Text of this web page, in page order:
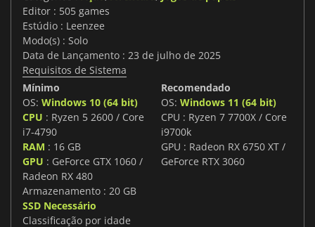
Editor : 505 games
Estúdio : Leenzee
Modo(s) : Solo
Data de Lançamento : 23 de julho de 2025
Requisitos de Sistema
Mínimo
OS: Windows 10 (64 bit)
CPU : Ryzen 5 2600 / Core
i7-4790
RAM : 16 GB
GPU : GeForce GTX 1060 /
Radeon RX 480
Armazenamento : 20 GB
SSD Necessário
Recomendado
OS: Windows 11 (64 bit)
CPU : Ryzen 7 7700X / Core
i9700k
GPU : Radeon RX 6750 XT /
GeForce RTX 3060
Classificação por idade